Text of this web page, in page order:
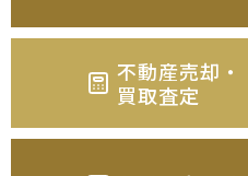
不動産売却・
買取査定